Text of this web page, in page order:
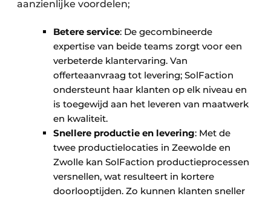
aanzienlijke voordelen;
Betere service: De gecombineerde
expertise van beide teams zorgt voor een
verbeterde klantervaring. Van
offerteaanvraag tot levering; SolFaction
ondersteunt haar klanten op elk niveau en
is toegewijd aan het leveren van maatwerk
en kwaliteit.
Snellere productie en levering: Met de
twee productielocaties in Zeewolde en
Zwolle kan SolFaction productieprocessen
versnellen, wat resulteert in kortere
doorlooptijden. Zo kunnen klanten sneller